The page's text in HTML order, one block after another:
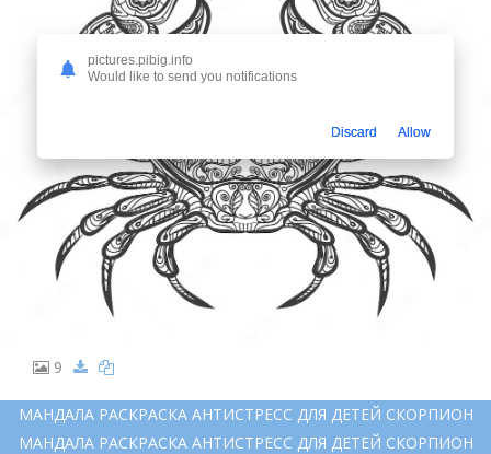
9
МАНДАЛА РАСКРАСКА АНТИСТРЕСС ДЛЯ ДЕТЕЙ СКОРПИОН
МАНДАЛА РАСКРАСКА АНТИСТРЕСС ДЛЯ ДЕТЕЙ СКОРПИОН
pictures.pibig.info
Would like to send you notifications
Discard Allow